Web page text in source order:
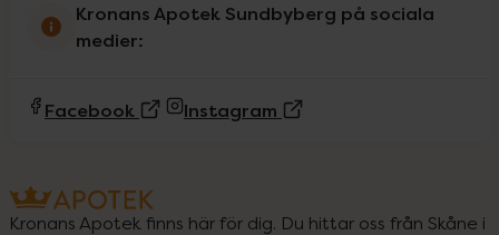
Kronans Apotek Sundbyberg på sociala
medier:
Facebook (Extern sida)
Instagram
Kronans Apotek finns här för dig. Du hittar oss från Skåne i